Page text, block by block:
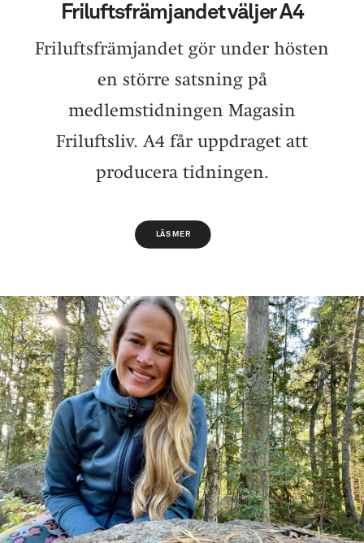
Friluftsfrämjandet väljer A4
Friluftsfrämjandet gör under hösten
en större satsning på
medlemstidningen Magasin
Friluftsliv. A4 får uppdraget att
producera tidningen.
LÄS MER